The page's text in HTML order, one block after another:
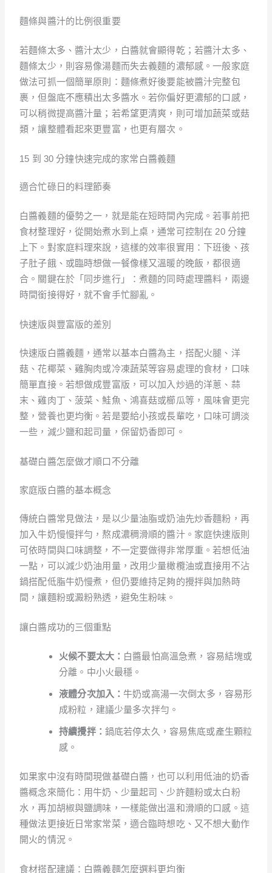
麵條與醬汁的比例很重要
若麵條太多、醬汁太少，白醬就會顯得乾；若醬汁太多、
麵條太少，則容易像湯麵而失去義麵的濃郁感。一般家庭
做法可抓一個簡單原則：麵條煮好後要能被醬汁完整包
裹，但盤底不應積出太多醬水。若你偏好更濃郁的口感，
可以稍微提高醬汁量；若希望更清爽，則可增加蔬菜或菇
類，讓整體看起來更豐富，也更有層次。
15 到 30 分鐘快速完成的家常白醬義麵
適合忙碌日的料理節奏
白醬義麵的優勢之一，就是能在短時間內完成。若事前把
食材整理好，從開始煮水到上桌，通常可控制在 20 分鐘
上下。對家庭料理來說，這樣的效率很實用：下班後、孩
子肚子餓、或臨時想做一餐像樣又溫暖的晚飯，都很適
合。關鍵在於「同步進行」：煮麵的同時處理醬料，兩邊
時間銜接得好，就不會手忙腳亂。
快速版與豐富版的差別
快速版白醬義麵，通常以基本白醬為主，搭配火腿、洋
菇、花椰菜、雞胸肉或冷凍蔬菜等容易處理的食材，口味
簡單直接。若想做成豐富版，可以加入炒過的洋蔥、蒜
末、雞肉丁、菠菜、鮭魚、鴻喜菇或櫛瓜等，風味會更完
整，營養也更均衡。若是要給小孩或長輩吃，口味可調淡
一些，減少鹽和起司量，保留奶香即可。
基礎白醬怎麼做才順口不分離
家庭版白醬的基本概念
傳統白醬常見做法，是以少量油脂或奶油先炒香麵粉，再
加入牛奶慢慢拌勻，熬成濃稠滑順的醬汁。家庭快速版則
可依時間與口味調整，不一定要做得非常厚重。若想低油
一點，可以減少奶油用量，改用少量橄欖油或直接用不沾
鍋搭配低脂牛奶慢煮，但仍要維持足夠的攪拌與加熱時
間，讓麵粉或澱粉熟透，避免生粉味。
讓白醬成功的三個重點
火候不要太大： 白醬最怕高溫急煮，容易結塊或
分離。中小火最穩。
液體分次加入：牛奶或高湯一次倒太多，容易形
成粉粒，建議少量多次拌勻。
持續攪拌： 鍋底若停太久，容易焦底或產生顆粒
感。
如果家中沒有時間現做基礎白醬，也可以利用低油的奶香
醬概念來簡化：用牛奶、少量起司、少許麵粉或太白粉
水，再加胡椒與鹽調味，一樣能做出溫和滑順的口感。這
種做法更接近日常家常菜，適合臨時想吃、又不想大動作
開火的情況。
食材搭配建議：白醬義麵怎麼選料更均衡